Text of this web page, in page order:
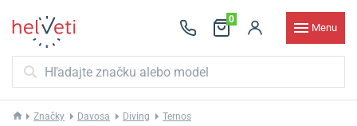
0
Menu
Značky Davosa Diving Ternos